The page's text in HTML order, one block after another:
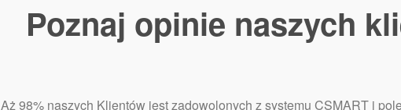
Poznaj opinie naszych
Aż 98% naszych Klientów jest zadowolonych z systemu CSMART i